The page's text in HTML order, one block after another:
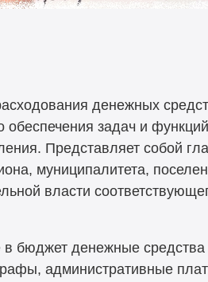
денежных
задач и функций
Представляет собой
муниципалитета,
власти
бюджет денежные средства
административные